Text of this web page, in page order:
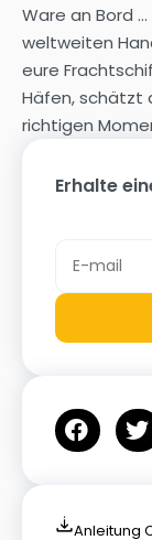
Ware an Bord
weltweiten
eure
Häfen, schätzt
richtigen
Erhalte
Anleitung